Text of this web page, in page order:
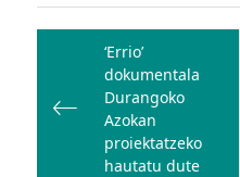
Bidalketetan
zehar
nabigatu
‘Errio’
dokumentala
Durangoko
Azokan
proiektatzeko
hautatu dute